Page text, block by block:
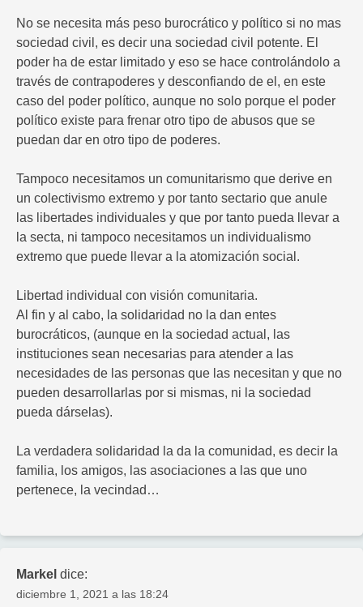
No se necesita más peso burocrático y político si no mas
sociedad civil, es decir una sociedad civil potente. El
poder ha de estar limitado y eso se hace controlándolo a
través de contrapoderes y desconfiando de el, en este
caso del poder político, aunque no solo porque el poder
político existe para frenar otro tipo de abusos que se
puedan dar en otro tipo de poderes.
Tampoco necesitamos un comunitarismo que derive en
un colectivismo extremo y por tanto sectario que anule
las libertades individuales y que por tanto pueda llevar a
la secta, ni tampoco necesitamos un individualismo
extremo que puede llevar a la atomización social.
Libertad individual con visión comunitaria.
Al fin y al cabo, la solidaridad no la dan entes
burocráticos, (aunque en la sociedad actual, las
instituciones sean necesarias para atender a las
necesidades de las personas que las necesitan y que no
pueden desarrollarlas por si mismas, ni la sociedad
pueda dárselas).
La verdadera solidaridad la da la comunidad, es decir la
familia, los amigos, las asociaciones a las que uno
pertenece, la vecindad…
Markel dice:
diciembre 1, 2021 a las 18:24